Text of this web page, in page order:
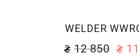
WELDER
12 850